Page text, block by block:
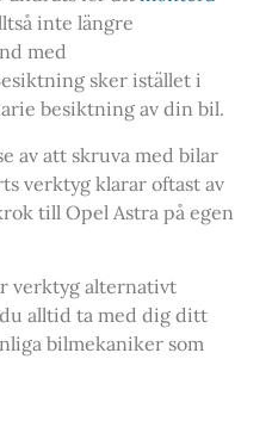
inte längre
med
sker istället i
besiktning av din bil.
av att skruva med bilar
verktyg klarar oftast av
till Opel Astra på egen
verktyg alternativt
alltid ta med dig ditt
bilmekaniker som